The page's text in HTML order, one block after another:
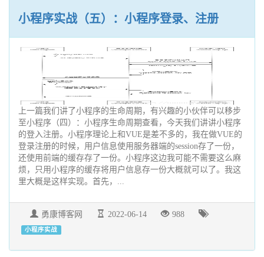
小程序实战（五）：小程序登录、注册
上一篇我们讲了小程序的生命周期，有兴趣的小伙伴可以移步
至小程序（四）：小程序生命周期查看，今天我们讲讲小程序
的登入注册。小程序理论上和VUE是差不多的，我在做VUE的
登录注册的时候，用户信息使用服务器端的session存了一份，
还使用前端的缓存存了一份。小程序这边我可能不需要这么麻
烦，只用小程序的缓存将用户信息存一份大概就可以了。我这
里大概是这样实现。首先，...
勇康博客网 2022-06-14 988
小程序实战